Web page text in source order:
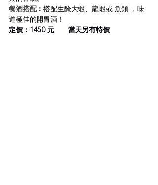
餐酒搭配： 搭配生醃大蝦、龍蝦或 魚類 ，味
道極佳的開胃酒！
定價：1450 元       當天另有特價